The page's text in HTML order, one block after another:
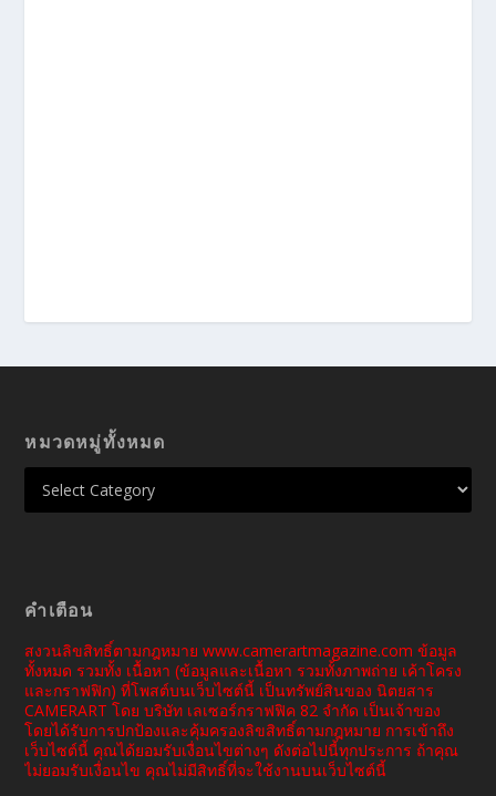
หมวดหมู่ทั้งหมด
คำเตือน
สงวนลิขสิทธิ์ตามกฎหมาย www.camerartmagazine.com ข้อมูล
ทั้งหมด รวมทั้ง เนื้อหา (ข้อมูลและเนื้อหา รวมทั้งภาพถ่าย เค้าโครง
และกราฟฟิก) ที่โพสต์บนเว็บไซต์นี้ เป็นทรัพย์สินของ นิตยสาร
CAMERART โดย บริษัท เลเซอร์กราฟฟิค 82 จำกัด เป็นเจ้าของ
โดยได้รับการปกป้องและคุ้มครองลิขสิทธิ์ตามกฎหมาย การเข้าถึง
เว็บไซต์นี้ คุณได้ยอมรับเงื่อนไขต่างๆ ดังต่อไปนี้ทุกประการ ถ้าคุณ
ไม่ยอมรับเงื่อนไข คุณไม่มีสิทธิ์ที่จะใช้งานบนเว็บไซต์นี้